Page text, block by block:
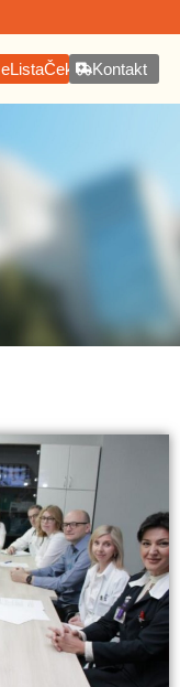
eListaČekanjaKontakt